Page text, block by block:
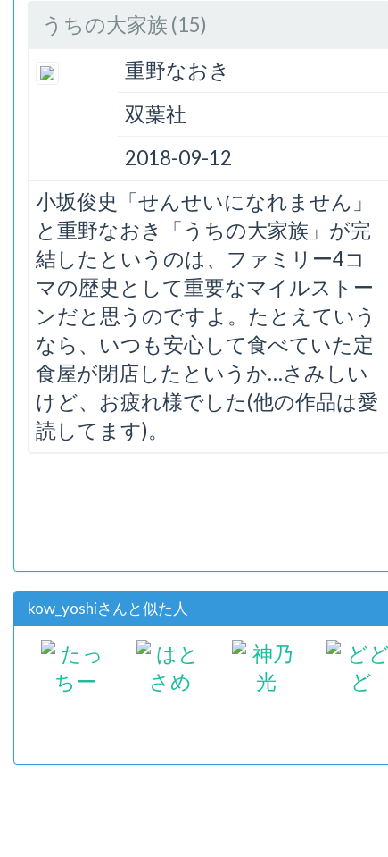
うちの大家族 (15)
重野なおき
双葉社
2018-09-12
小坂俊史「せんせいになれません」
と重野なおき「うちの大家族」が完
結したというのは、ファミリー4コ
マの歴史として重要なマイルストー
ンだと思うのですよ。たとえていう
なら、いつも安心して食べていた定
食屋が閉店したというか…さみしい
けど、お疲れ様でした(他の作品は愛
読してます)。
kow_yoshiさんと似た人